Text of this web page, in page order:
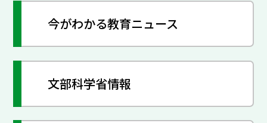
今がわかる教育ニュース
文部科学省情報